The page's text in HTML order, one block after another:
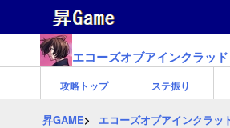
エコーズオブアインクラッド
攻略トップ ステ振り
昇GAME エコーズオブアインクラッ